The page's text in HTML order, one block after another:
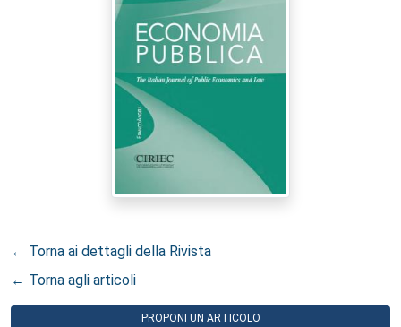
← Torna ai dettagli della Rivista
← Torna agli articoli
PROPONI UN ARTICOLO